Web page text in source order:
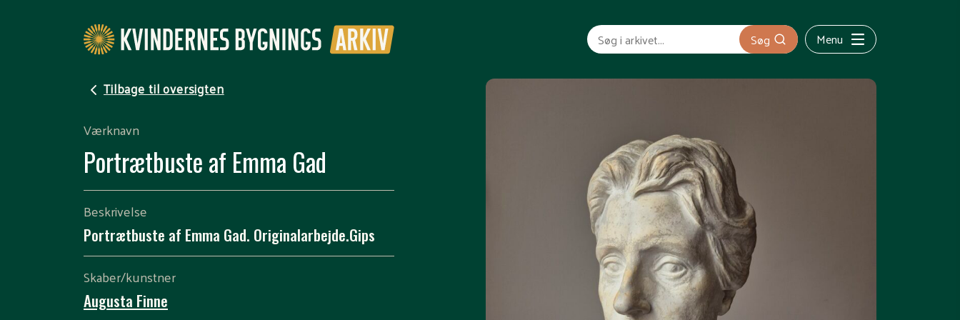
Søg Menu
Tilbage til oversigten
Værknavn
Portrætbuste af Emma Gad
Beskrivelse
Portrætbuste af Emma Gad. Originalarbejde.Gips
Skaber/kunstner
Augusta Finne